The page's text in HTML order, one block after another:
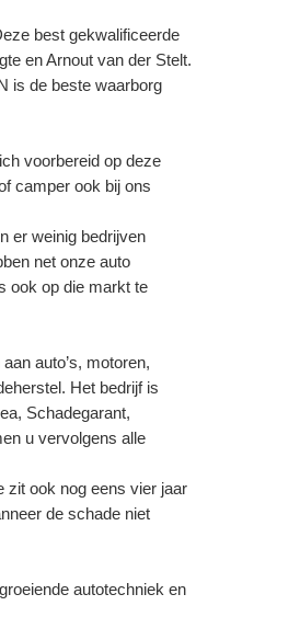
best gekwalificeerde
en Arnout van der Stelt.
is de beste waarborg
voorbereid op deze
camper ook bij ons
er weinig bedrijven
net onze auto
ook op die markt te
auto’s, motoren,
Het bedrijf is
Schadegarant,
u vervolgens alle
zit ook nog eens vier jaar
de schade niet
autotechniek en